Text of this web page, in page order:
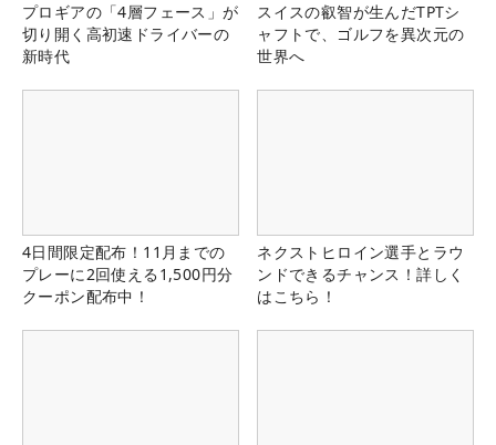
プロギアの「4層フェース」が
切り開く高初速ドライバーの
新時代
スイスの叡智が生んだTPTシ
ャフトで、ゴルフを異次元の
世界へ
4日間限定配布！11月までの
プレーに2回使える1,500円分
クーポン配布中！
ネクストヒロイン選手とラウ
ンドできるチャンス！詳しく
はこちら！